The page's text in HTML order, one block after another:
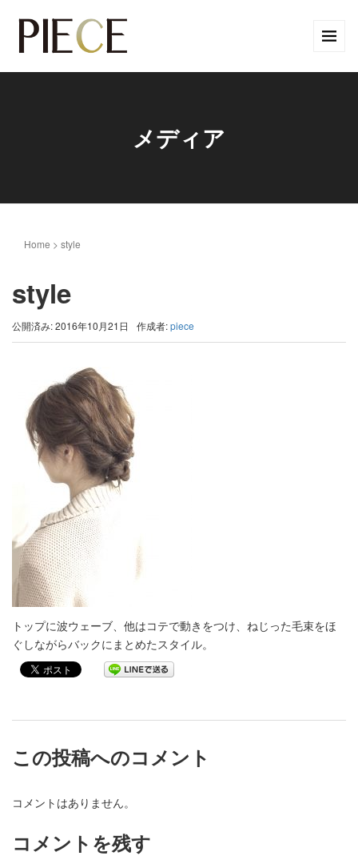
メディア
Home > style
style
公開済み: 2016年10月21日 作成者:piece
トップに波ウェーブ、他はコテで動きをつけ、ねじった毛束をほ
ぐしながらバックにまとめたスタイル。
この投稿へのコメント
コメントはありません。
コメントを残す